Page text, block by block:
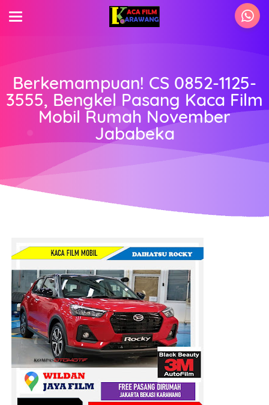
Berkemampuan! CS 0852-1125-
3555, Bengkel Pasang Kaca Film
Mobil Rumah November
Jababeka